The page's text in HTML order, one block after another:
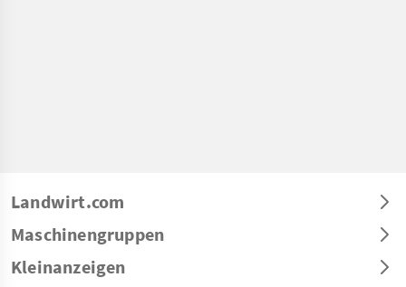
Landwirt.com
Maschinengruppen
Kleinanzeigen